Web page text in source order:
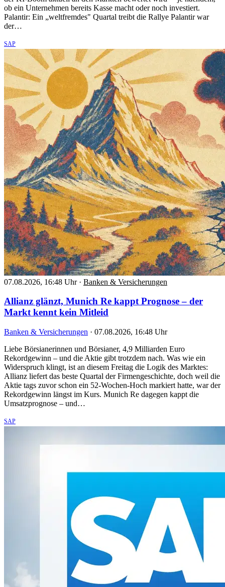
ob ein Unternehmen bereits Kasse macht oder noch investiert.
Palantir: Ein „weltfremdes" Quartal treibt die Rallye Palantir war
der…
SAP
07.08.2026, 16:48 Uhr · Banken & Versicherungen
Allianz glänzt, Munich Re kappt Prognose – der
Markt kennt kein Mitleid
Banken & Versicherungen · 07.08.2026, 16:48 Uhr
Liebe Börsianerinnen und Börsianer, 4,9 Milliarden Euro
Rekordgewinn – und die Aktie gibt trotzdem nach. Was wie ein
Widerspruch klingt, ist an diesem Freitag die Logik des Marktes:
Allianz liefert das beste Quartal der Firmengeschichte, doch weil die
Aktie tags zuvor schon ein 52-Wochen-Hoch markiert hatte, war der
Rekordgewinn längst im Kurs. Munich Re dagegen kappt die
Umsatzprognose – und…
SAP